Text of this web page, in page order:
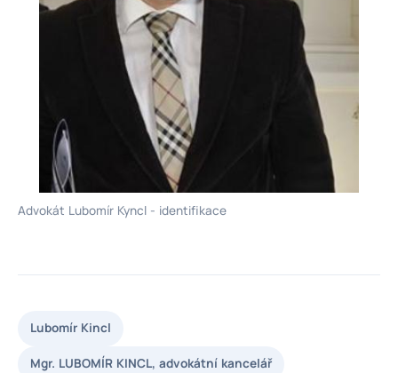
Advokát Lubomír Kyncl - identifikace
Lubomír Kincl
Mgr. LUBOMÍR KINCL, advokátní kancelář